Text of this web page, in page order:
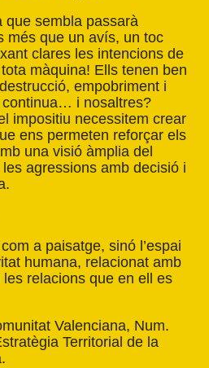
que sembla passarà
més que un avís, un toc
clares les intencions de
màquina! Ells tenen ben
empobriment i
i nosaltres?
impositiu necessitem crear
ens permeten reforçar els
una visió àmplia del
agressions amb decisió i
a paisatge, sinó l’espai
humana, relacionat amb
relacions que en ell es
Valenciana, Num.
Territorial de la